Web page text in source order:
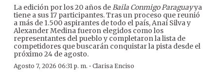
La edición por los 20 años deBaila Conmigo Paraguayya
tiene a sus 17 participantes. Tras un proceso que reunió
a más de 1.500 aspirantes de todo el país, Anaí Silva y
Alexander Medina fueron elegidos como los
representantes del pueblo y completaron la lista de
competidores que buscarán conquistar la pista desde el
próximo 24 de agosto.
Agosto 7, 2026 06:31 p. m. · Clarisa Enciso